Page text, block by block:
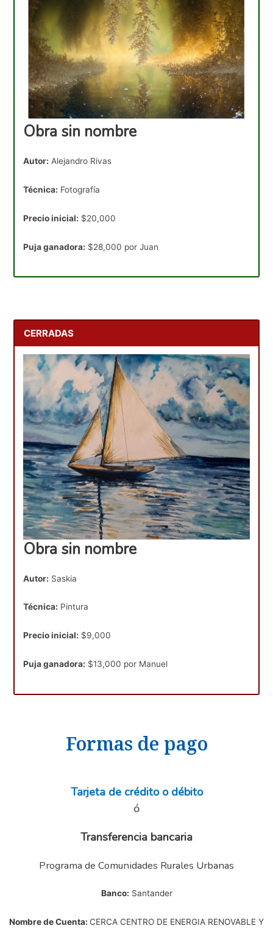
Obra sin nombre
Autor: Alejandro Rivas
Técnica: Fotografía
Precio inicial: $20,000
Puja ganadora: $28,000 por Juan
CERRADAS
Obra sin nombre
Autor: Saskia
Técnica: Pintura
Precio inicial: $9,000
Puja ganadora: $13,000 por Manuel
Formas de pago
Tarjeta de crédito o débito
ó
Transferencia bancaria
Programa de Comunidades Rurales Urbanas
Banco: Santander
Nombre de Cuenta: CERCA CENTRO DE ENERGIA RENOVABLE Y